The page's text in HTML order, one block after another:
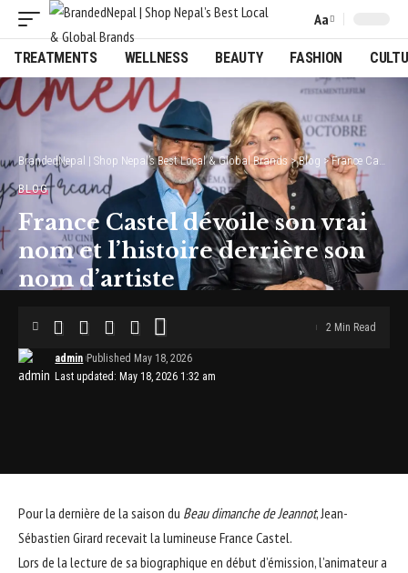
Font
Resizer
Aa
TREATMENTS WELLNESS BEAUTY FASHION
BrandedNepal | Shop Nepal’s Best Local & Global Brands >Blog >France Castel dévoile son vrai nom et l’histoire derrière son nom d’artiste
BLOG
France Castel dévoile son vrai
nom et l’histoire derrière son
nom d’artiste
Last updated: May 18, 2026 1:32 am
admin Published May 18, 2026
2 Min Read
Pour la dernière de la saison du Beau dimanche de Jeannot,Jean-
Sébastien Girard recevait la lumineuse France Castel.
Lors de la lecture de sa biographique en début d’émission, l’animateur a